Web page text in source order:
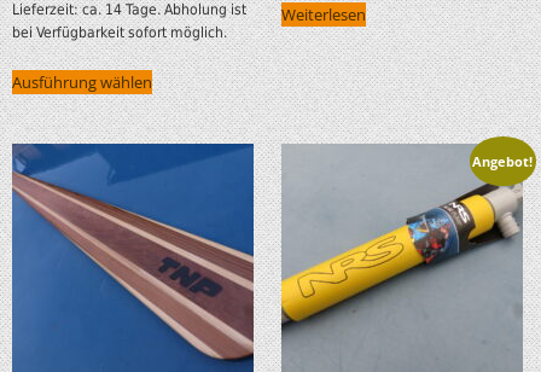
Lieferzeit:ca. 14 Tage. Abholung ist
bei Verfügbarkeit sofort möglich.
Ausführung wählen
Weiterlesen
Angebot!